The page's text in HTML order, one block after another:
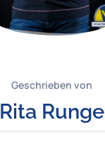
Geschrieben von
Rita Runge